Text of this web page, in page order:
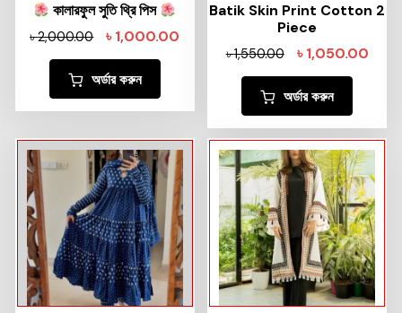
কালারফুল সুতি থ্রি পিস
৳2,000.00 ৳1,000.00
অর্ডার করুন
Batik Skin Print Cotton 2
Piece
৳1,550.00 ৳1,050.00
অর্ডার করুন